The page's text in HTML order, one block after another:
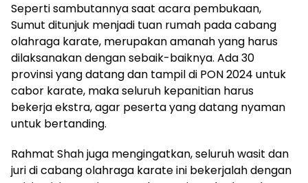
Seperti sambutannya saat acara pembukaan,
Sumut ditunjuk menjadi tuan rumah pada cabang
olahraga karate, merupakan amanah yang harus
dilaksanakan dengan sebaik-baiknya. Ada 30
provinsi yang datang dan tampil di PON 2024 untuk
cabor karate, maka seluruh kepanitian harus
bekerja ekstra, agar peserta yang datang nyaman
untuk bertanding.
Rahmat Shah juga mengingatkan, seluruh wasit dan
juri di cabang olahraga karate ini bekerjalah dengan